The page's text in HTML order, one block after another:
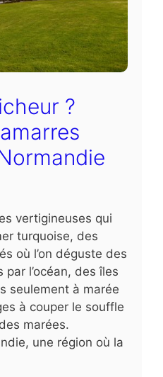
?
vertigineuses qui
turquoise, des
où l’on déguste des
l’océan, des îles
seulement à marée
à couper le souffle
marées.
une région où la